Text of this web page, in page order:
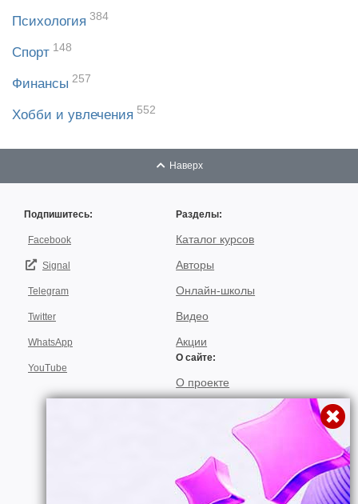
Психология 384
Спорт 148
Финансы 257
Хобби и увлечения 552
Наверх
Подпишитесь:
Facebook
Signal
Telegram
Twitter
WhatsApp
YouTube
Разделы:
Каталог курсов
Авторы
Онлайн-школы
Видео
Акции
О сайте:
О проекте
Договор пользования
Использование материалов
Подписка